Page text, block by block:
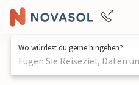
Wo würdest du gerne hingehen?
Fügen Sie Reiseziel, Daten
1 / 29